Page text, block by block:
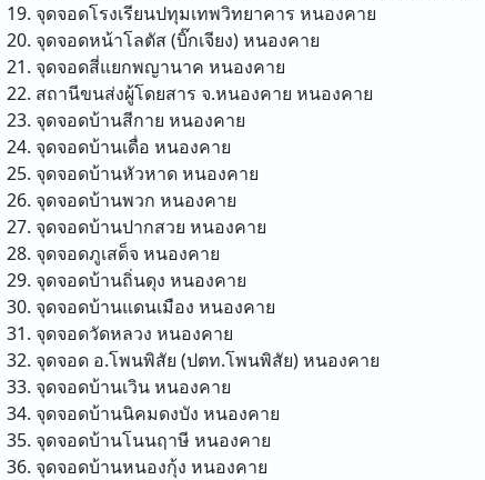
จุดจอดโรงเรียนปทุมเทพวิทยาคาร หนองคาย
จุดจอดหน้าโลตัส (บิ๊กเจียง)หนองคาย
จุดจอดสี่แยกพญานาค หนองคาย
สถานีขนส่งผู้โดยสาร จ.หนองคาย หนองคาย
จุดจอดบ้านสีกาย หนองคาย
จุดจอดบ้านเดื่อ หนองคาย
จุดจอดบ้านหัวหาดหนองคาย
จุดจอดบ้านพวก หนองคาย
จุดจอดบ้านปากสวย หนองคาย
จุดจอดภูเสด็จ หนองคาย
จุดจอดบ้านถิ่นดุง หนองคาย
จุดจอดบ้านแดนเมือง หนองคาย
จุดจอดวัดหลวง หนองคาย
จุดจอด อ.โพนพิสัย (ปตท.โพนพิสัย)หนองคาย
จุดจอดบ้านเวินหนองคาย
จุดจอดบ้านนิคมดงบัง หนองคาย
จุดจอดบ้านโนนฤาษี หนองคาย
จุดจอดบ้านหนองกุ้ง หนองคาย